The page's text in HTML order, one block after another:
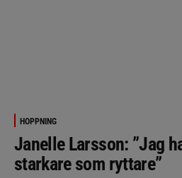
HOPPNING
Janelle Larsson: ”Jag
starkare som ryttare”